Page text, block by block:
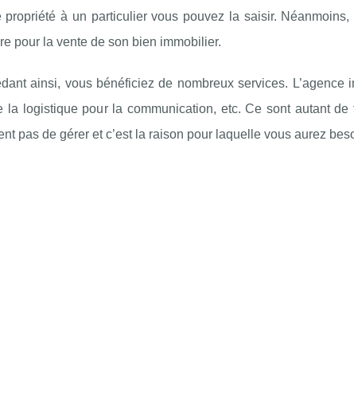
propriété à un particulier vous pouvez la saisir.
pour la vente de son bien immobilier.
ainsi, vous bénéficiez de nombreux services. L’agence
la logistique pour la communication, etc. Ce sont autant
pas de gérer et c’est la raison pour laquelle vous aurez